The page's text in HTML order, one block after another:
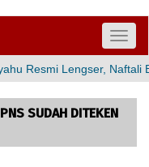
Resmi Lengser, Naftali
Arta Boga Cemerlang
SUDAH DITEKEN